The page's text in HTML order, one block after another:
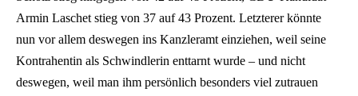
Armin Laschet stieg von 37 auf 43 Prozent. Letzterer könnte
nun vor allem deswegen ins Kanzleramt einziehen, weil seine
Kontrahentin als Schwindlerin enttarnt wurde – und nicht
deswegen, weil man ihm persönlich besonders viel zutrauen